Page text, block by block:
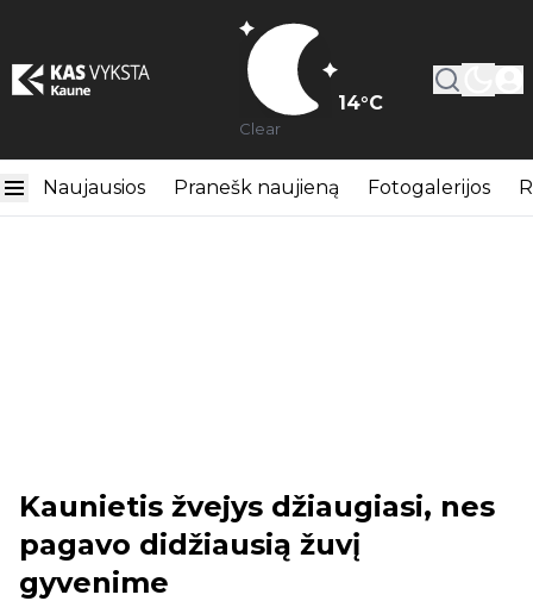
14°C
Clear
Naujausios Pranešk naujieną Fotogalerijos
Kaunietis žvejys džiaugiasi, nes
pagavo didžiausią žuvį
gyvenime